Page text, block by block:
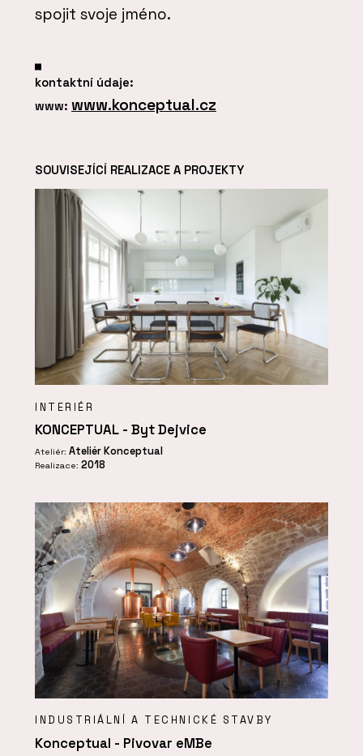
spojit svoje jméno.
kontaktní údaje:
www: www.konceptual.cz
SOUVISEJÍCÍ REALIZACE A PROJEKTY
INTERIÉR
KONCEPTUAL - Byt Dejvice
Ateliér: Ateliér Konceptual
Realizace: 2018
INDUSTRIÁLNÍ A TECHNICKÉ STAVBY
Konceptual - Pivovar eMBe